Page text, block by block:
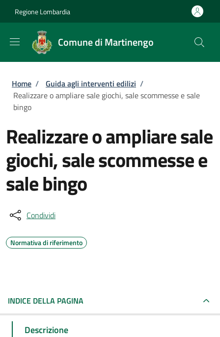
Regione Lombardia
Comune di Martinengo
Briciole di pane
Home / Guida agli interventi edilizi /
Realizzare o ampliare sale giochi, sale scommesse e sale
bingo
Realizzare o ampliare sale
giochi, sale scommesse e
sale bingo
Condividi
Normativa di riferimento
INDICE DELLA PAGINA
Descrizione